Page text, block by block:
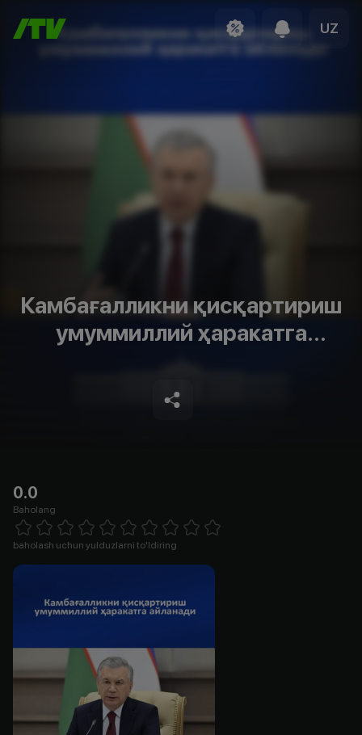
UZ
Камбағалликни қисқартириш
умуммиллий ҳаракатга
0.0
Baholang
1 Star 2 Stars 3 Stars 4 Stars5 Stars 6 Stars7 Stars8 Stars
baholash uchun yulduzlarni to'ldiring